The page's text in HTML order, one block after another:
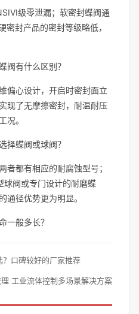
级零泄漏；软密封蝶阀通
密封产品的密封等级略低，
阀有什么区别？
偏心设计，开启时密封面立
现了无摩擦密封，耐温耐压
况。
择蝶阀或球阀？
者都有相应的耐腐蚀型号；
球阀或专门设计的耐磨蝶
通径优势更为明显。
一般多长？
口碑较好的厂家推荐
工业流体控制多场景解决方案